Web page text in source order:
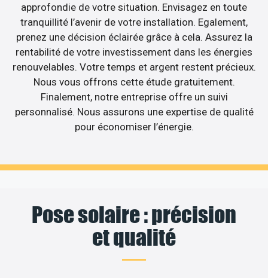
approfondie de votre situation. Envisagez en toute
tranquillité l’avenir de votre installation. Egalement,
prenez une décision éclairée grâce à cela. Assurez la
rentabilité de votre investissement dans les énergies
renouvelables. Votre temps et argent restent précieux.
Nous vous offrons cette étude gratuitement.
Finalement, notre entreprise offre un suivi
personnalisé. Nous assurons une expertise de qualité
pour économiser l’énergie.
Pose solaire : précision
et qualité